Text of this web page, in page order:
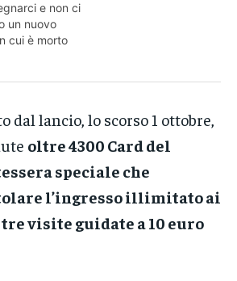
e non ci
un nuovo
cui è morto
dal lancio, lo scorso 1 ottobre,
oltre 4300 Card del
speciale che
l’ingresso illimitato ai
visite guidate a 10 euro